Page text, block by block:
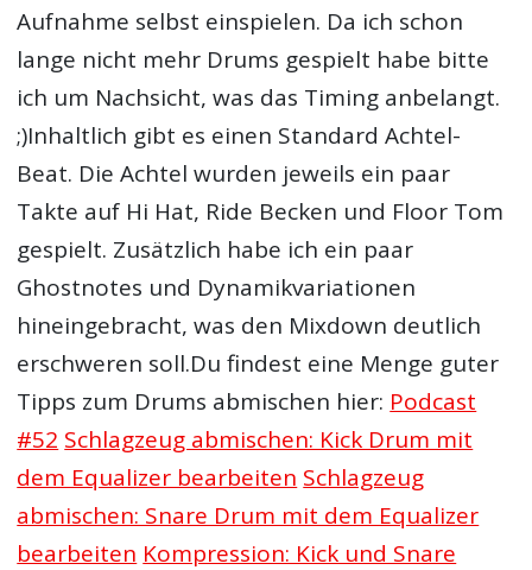
Aufnahme selbst einspielen. Da ich schon
lange nicht mehr Drums gespielt habe bitte
ich um Nachsicht, was das Timing anbelangt.
;)Inhaltlich gibt es einen Standard Achtel-
Beat. Die Achtel wurden jeweils ein paar
Takte auf Hi Hat, Ride Becken und Floor Tom
gespielt. Zusätzlich habe ich ein paar
Ghostnotes und Dynamikvariationen
hineingebracht, was den Mixdown deutlich
erschweren soll.Du findest eine Menge guter
Tipps zum Drums abmischen hier: Podcast
#52 Schlagzeug abmischen: Kick Drum mit
dem Equalizer bearbeiten Schlagzeug
abmischen: Snare Drum mit dem Equalizer
bearbeiten Kompression: Kick und Snare